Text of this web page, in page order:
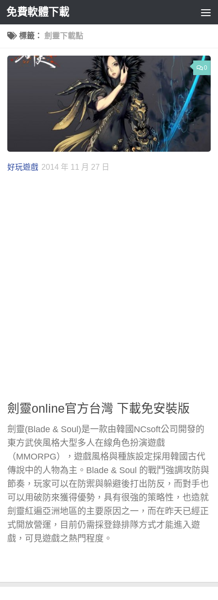
Skip to content
免費軟體下載
標籤： 劍靈下載點
0
好玩遊戲 2014 年 11 月 27 日
劍靈online官方台灣 下載免安裝版
劍靈(Blade & Soul)是一款由韓國NCsoft公司開發的
東方武俠風格大型多人在線角色扮演遊戲
（MMORPG），遊戲風格與種族設定採用韓國古代
傳說中的人物為主。Blade & Soul 的戰鬥強調攻防與
節奏，玩家可以在防禦與躲避後打出防反，而對手也
可以用破防來獲得優勢，具有很強的策略性，也造就
劍靈紅遍亞洲地區的主要原因之一，而在昨天已經正
式開放營運，目前仍需採登錄排隊方式才能進入遊
戲，可見遊戲之熱門程度。